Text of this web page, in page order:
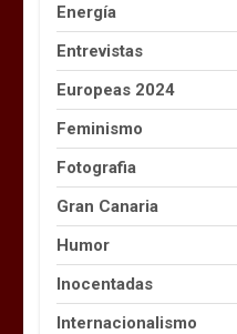
Energía
Entrevistas
Europeas 2024
Feminismo
Fotografia
Gran Canaria
Humor
Inocentadas
Internacionalismo